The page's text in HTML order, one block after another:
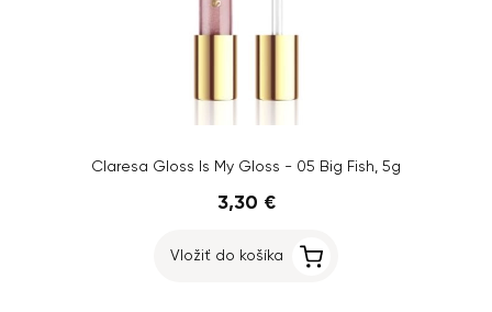
Claresa Gloss Is My Gloss - 05 Big Fish, 5g
3,30 €
Vložiť do košíka